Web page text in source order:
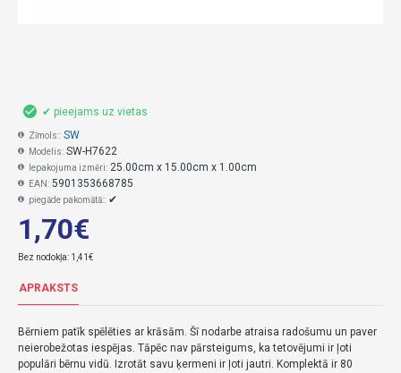
1,70€
Bez nodokļa: 1,41€
✔ pieejams uz vietas
Zīmols:: SW
Modelis: SW-H7622
Iepakojuma izmēri: 25.00cm x 15.00cm x 1.00cm
EAN: 5901353668785
piegāde pakomātā:: ✔
APRAKSTS
Bērniem patīk spēlēties ar krāsām. Šī nodarbe atraisa radošumu un paver
neierobežotas iespējas. Tāpēc nav pārsteigums, ka tetovējumi ir ļoti
populāri bērnu vidū. Izrotāt savu ķermeni ir ļoti jautri. Komplektā ir 80